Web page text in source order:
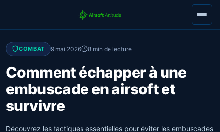
COMBAT 9 mai 2026 8 min de lecture
Comment échapper à une
embuscade en airsoft et
survivre
Découvrez les tactiques essentielles pour éviter les embuscades